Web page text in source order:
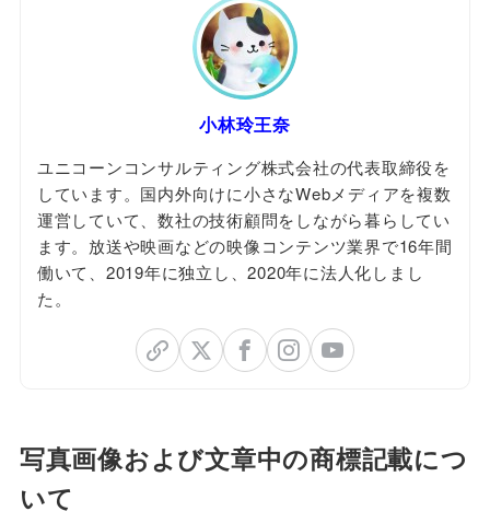
小林玲王奈
ユニコーンコンサルティング株式会社の代表取締役を
しています。国内外向けに小さなWebメディアを複数
運営していて、数社の技術顧問をしながら暮らしてい
ます。放送や映画などの映像コンテンツ業界で16年間
働いて、2019年に独立し、2020年に法人化しまし
た。
写真画像および文章中の商標記載につ
いて